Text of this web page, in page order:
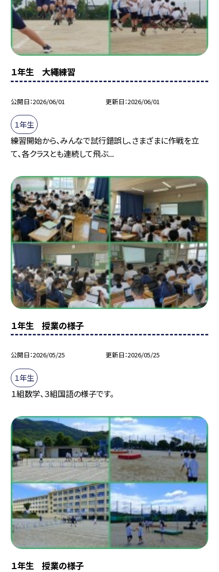
１年生 大繩練習
公開日 2026/06/01 更新日 2026/06/01
１年生
練習開始から、みんなで試行錯誤し、さまざまに作戦を立
て、各クラスとも連続して飛ぶ...
１年生 授業の様子
公開日 2026/05/25 更新日 2026/05/25
１年生
１組数学、３組国語の様子です。
１年生 授業の様子